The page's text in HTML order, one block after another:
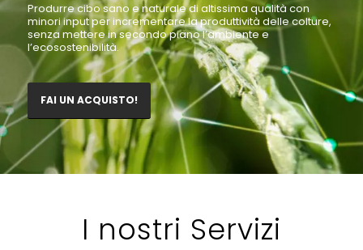
Produrre cibo sano e naturale di altissima qualità con
minori input per incrementare la produttività delle colture,
senza mettere in secondo piano l’ambiente e
l’ecosostenibilità.
FAI UN ACQUISTO!
I nostri Servizi